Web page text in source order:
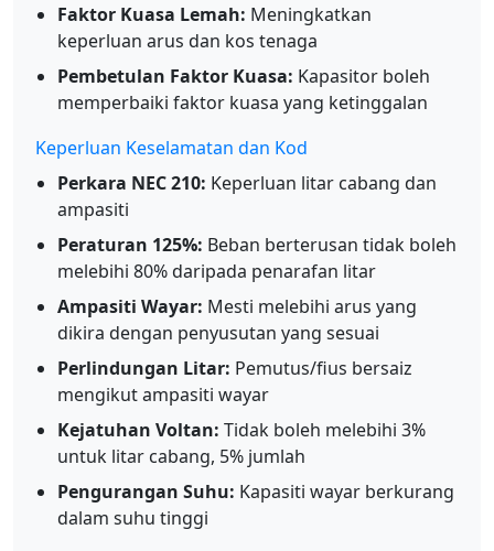
Faktor Kuasa Lemah: Meningkatkan
keperluan arus dan kos tenaga
Pembetulan Faktor Kuasa: Kapasitor boleh
memperbaiki faktor kuasa yang ketinggalan
Keperluan Keselamatan dan Kod
Perkara NEC 210: Keperluan litar cabang dan
ampasiti
Peraturan 125%: Beban berterusan tidak boleh
melebihi 80% daripada penarafan litar
Ampasiti Wayar: Mesti melebihi arus yang
dikira dengan penyusutan yang sesuai
Perlindungan Litar: Pemutus/fius bersaiz
mengikut ampasiti wayar
Kejatuhan Voltan: Tidak boleh melebihi 3%
untuk litar cabang, 5% jumlah
Pengurangan Suhu: Kapasiti wayar berkurang
dalam suhu tinggi